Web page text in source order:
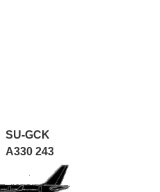
SU-GCK
A330 243